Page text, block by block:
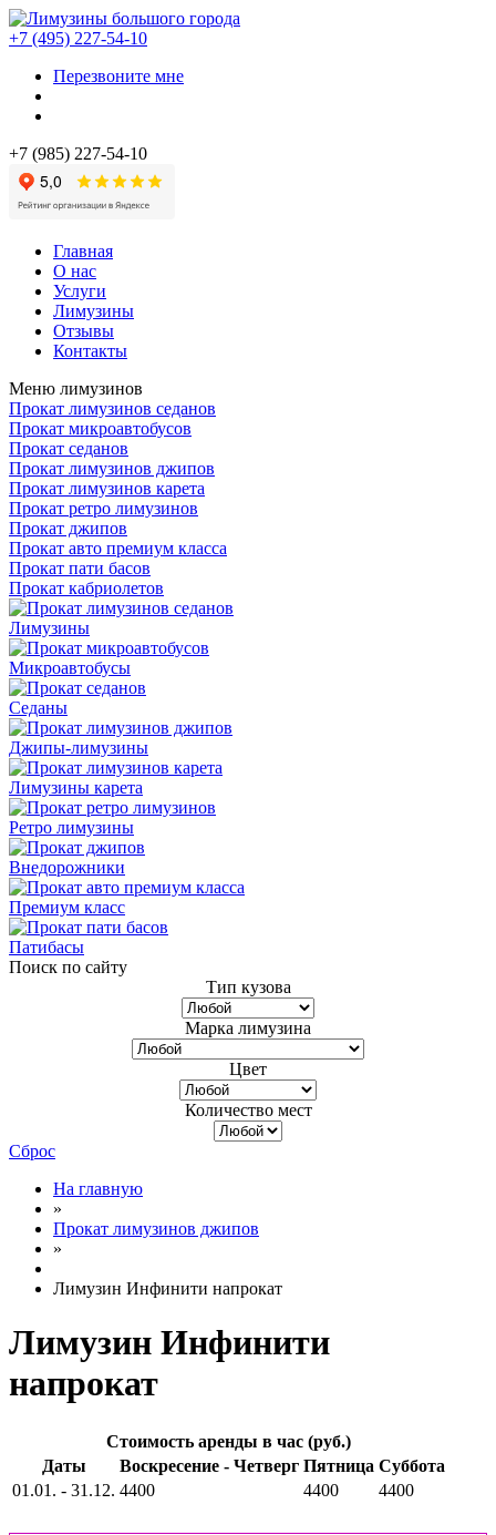
+7 (495) 227-54-10
Перезвоните мне
+7 (985) 227-54-10
Главная
О нас
Услуги
Лимузины
Отзывы
Контакты
Меню лимузинов
Прокат лимузинов седанов
Прокат микроавтобусов
Прокат седанов
Прокат лимузинов джипов
Прокат лимузинов карета
Прокат ретро лимузинов
Прокат джипов
Прокат авто премиум класса
Прокат пати басов
Прокат кабриолетов
Лимузины
Микроавтобусы
Седаны
Джипы-лимузины
Лимузины карета
Ретро лимузины
Внедорожники
Премиум класс
Патибасы
Поиск по сайту
Тип кузова
Марка лимузина
Цвет
Количество мест
Сброс
На главную
»
Прокат лимузинов джипов
»
Лимузин Инфинити напрокат
Лимузин Инфинити
напрокат
Стоимость аренды в час (руб.)
Даты
Воскресение - Четверг Пятница Суббота
01.01. - 31.12. 4400 4400 4400